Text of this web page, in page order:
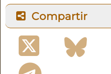
Compartir